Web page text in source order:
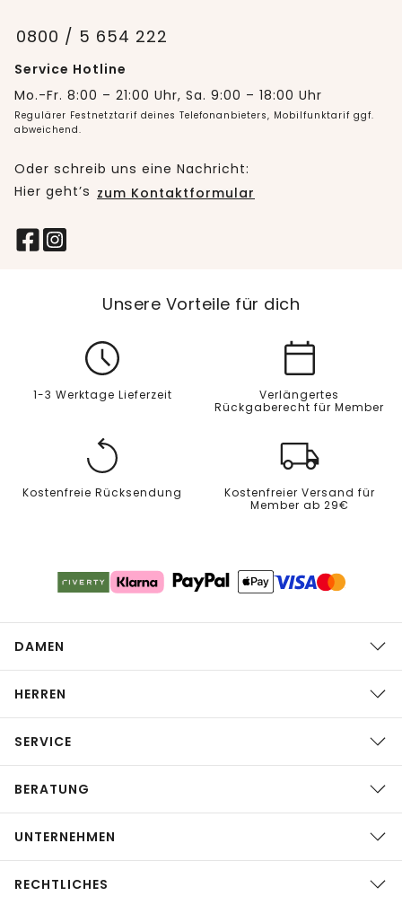
0800 / 5 654 222
Service Hotline
Mo.-Fr. 8:00 – 21:00 Uhr, Sa. 9:00 – 18:00 Uhr
Regulärer Festnetztarif deines Telefonanbieters, Mobilfunktarif ggf.
abweichend.
Oder schreib uns eine Nachricht:
Hier geht’s zum Kontaktformular
Unsere Vorteile für dich
1-3 Werktage Lieferzeit
Verlängertes
Rückgaberecht für Member
Kostenfreie Rücksendung
Kostenfreier Versand für
Member ab 29€
DAMEN
HERREN
SERVICE
BERATUNG
UNTERNEHMEN
RECHTLICHES